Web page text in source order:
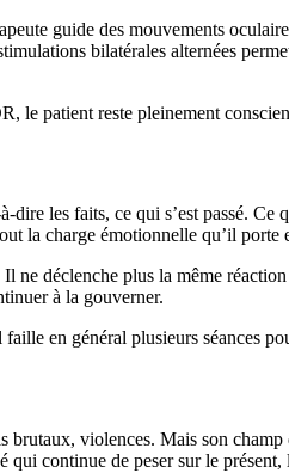
guide des mouvements
bilatérales alternées
le patient reste pleinement
les faits, ce qui s’est passé. Ce
la charge émotionnelle qu’il porte
déclenche plus la même
à la gouverner.
en général plusieurs séances
violences. Mais son
qui continue de peser sur le